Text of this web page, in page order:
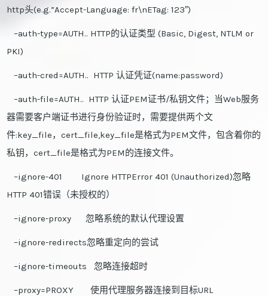
http头(e.g.”Accept-Language: fr\nETag: 123″)
–auth-type=AUTH.. HTTP的认证类型 (Basic, Digest, NTLM or
PKI)
–auth-cred=AUTH.. HTTP 认证凭证(name:password)
–auth-file=AUTH.. HTTP 认证PEM证书/私钥文件；当Web服务
器需要客户端证书进行身份验证时，需要提供两个文
件:key_file，cert_file,key_file是格式为PEM文件，包含着你的
私钥，cert_file是格式为PEM的连接文件。
–ignore-401 Ignore HTTPError 401 (Unauthorized)忽略
HTTP 401错误（未授权的）
–ignore-proxy 忽略系统的默认代理设置
–ignore-redirects忽略重定向的尝试
–ignore-timeouts 忽略连接超时
–proxy=PROXY 使用代理服务器连接到目标URL